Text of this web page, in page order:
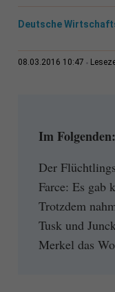
Deutsche
08.03.2016 10:47
Im Folgenden:
Der
Farce: Es gab
Trotzdem
Tusk und
Merkel das